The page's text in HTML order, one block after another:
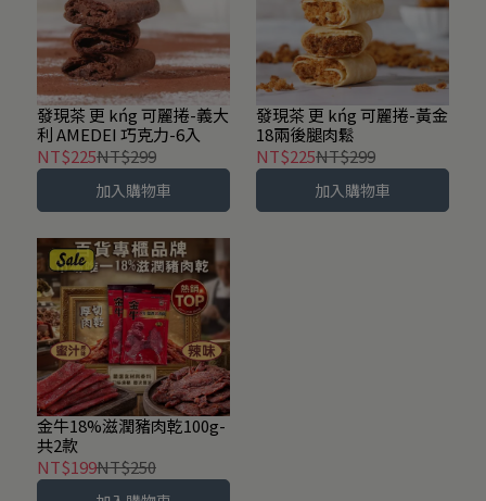
發現茶 更 kńg 可麗捲-義大
利 AMEDEI 巧克力-6入
NT$225NT$299
加入購物車
發現茶 更 kńg 可麗捲-黃金
18兩後腿肉鬆
NT$225NT$299
加入購物車
金牛18%滋潤豬肉乾100g-
共2款
NT$199NT$250